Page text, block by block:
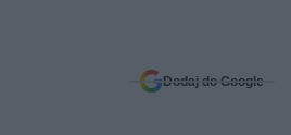
Dodaj do Google